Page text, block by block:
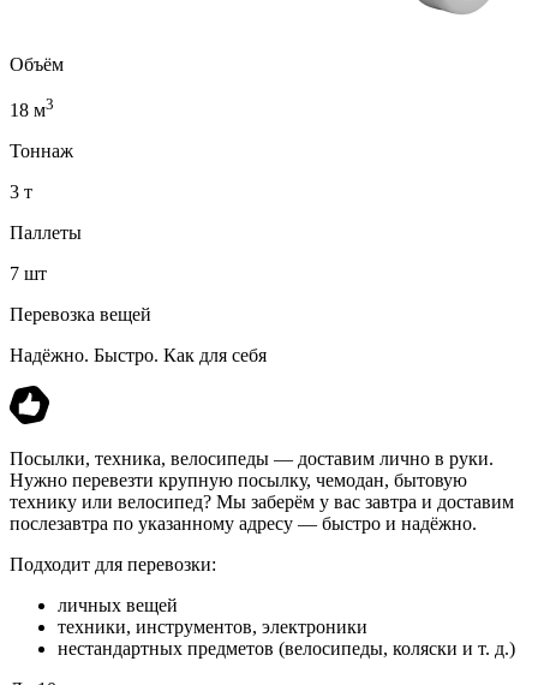
Объём
18 м3
Тоннаж
3 т
Паллеты
7 шт
Перевозка вещей
Надёжно. Быстро. Как для себя
Посылки, техника, велосипеды — доставим лично в руки.
Нужно перевезти крупную посылку, чемодан, бытовую
технику или велосипед? Мы заберём у вас завтра и доставим
послезавтра по указанному адресу — быстро и надёжно.
Подходит для перевозки:
личных вещей
техники, инструментов, электроники
нестандартных предметов (велосипеды, коляски и т. д.)